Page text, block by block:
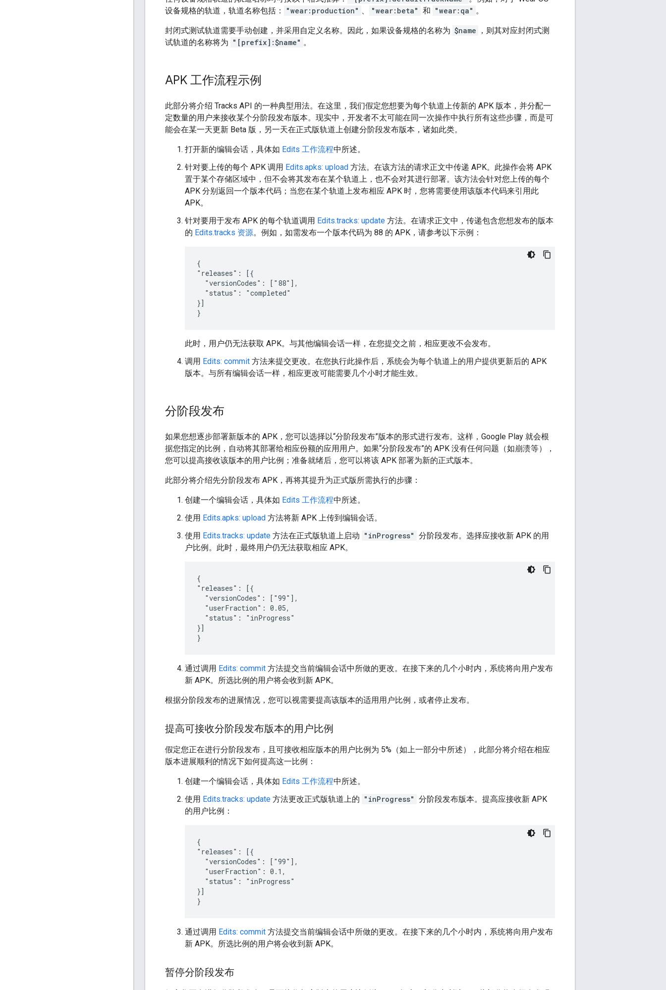
设备规格的轨道，轨道名称包括：
"wear:production" 、 "wear:beta" 和 "wear:qa" 。
封闭式测试轨道需要手动创建，并采用自定义名称。因此，如果设备规格的名称为 $name
，则其对应封闭式测
试轨道的名称将为 "[prefix]:$name" 。
APK 工作流程示例
此部分将介绍 Tracks API 的一种典型用法。在这里，我们假定您想要为每个轨道上传新的 APK 版本，并分配一
定数量的用户来接收某个分阶段发布版本。现实中，开发者不太可能在同一次操作中执行所有这些步骤，而是可
能会在某一天更新 Beta 版，另一天在正式版轨道上创建分阶段发布版本，诸如此类。
打开新的编辑会话，具体如 Edits 工作流程中所述。
针对要上传的每个 APK 调用 Edits.apks: upload 方法。在该方法的请求正文中传递 APK。此操作会将 APK
置于某个存储区域中，但不会将其发布在某个轨道上，也不会对其进行部署。该方法会针对您上传的每个
APK 分别返回一个版本代码；当您在某个轨道上发布相应 APK 时，您将需要使用该版本代码来引用此
APK。
针对要用于发布 APK 的每个轨道调用 Edits.tracks: update 方法。在请求正文中，传递包含您想发布的版本
的 Edits.tracks 资源。例如，如需发布一个版本代码为 88 的 APK，请参考以下示例：
{
"releases": [{
  "versionCodes": ["88"],
  "status": "completed"
}]
}
此时，用户仍无法获取 APK。与其他编辑会话一样，在您提交之前，相应更改不会发布。
调用 Edits: commit 方法来提交更改。在您执行此操作后，系统会为每个轨道上的用户提供更新后的 APK
版本。与所有编辑会话一样，相应更改可能需要几个小时才能生效。
分阶段发布
如果您想逐步部署新版本的 APK，您可以选择以“分阶段发布”版本的形式进行发布。这样，Google Play 就会根
据您指定的比例，自动将其部署给相应份额的应用用户。如果“分阶段发布”的 APK 没有任何问题（如崩溃等），
您可以提高接收该版本的用户比例；准备就绪后，您可以将该 APK 部署为新的正式版本。
此部分将介绍先分阶段发布 APK，再将其提升为正式版所需执行的步骤：
创建一个编辑会话，具体如 Edits 工作流程中所述。
使用 Edits.apks: upload 方法将新 APK 上传到编辑会话。
使用 Edits.tracks: update 方法在正式版轨道上启动 "inProgress" 分阶段发布。选择应接收新 APK 的用
户比例。此时，最终用户仍无法获取相应 APK。
{
"releases": [{
  "versionCodes": ["99"],
  "userFraction": 0.05,
  "status": "inProgress"
}]
}
通过调用 Edits: commit 方法提交当前编辑会话中所做的更改。在接下来的几个小时内，系统将向用户发布
新 APK。所选比例的用户将会收到新 APK。
根据分阶段发布的进展情况，您可以视需要提高该版本的适用用户比例，或者停止发布。
提高可接收分阶段发布版本的用户比例
假定您正在进行分阶段发布，且可接收相应版本的用户比例为 5%（如上一部分中所述），此部分将介绍在相应
版本进展顺利的情况下如何提高这一比例：
创建一个编辑会话，具体如 Edits 工作流程中所述。
使用 Edits.tracks: update 方法更改正式版轨道上的 "inProgress" 分阶段发布版本。提高应接收新 APK
的用户比例：
{
"releases": [{
  "versionCodes": ["99"],
  "userFraction": 0.1,
  "status": "inProgress"
}]
}
通过调用 Edits: commit 方法提交当前编辑会话中所做的更改。在接下来的几个小时内，系统将向用户发布
新 APK。所选比例的用户将会收到新 APK。
暂停分阶段发布